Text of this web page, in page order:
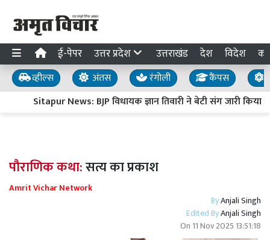
ई-पेपर उत्तर प्रदेश उत्तराखंड देश विदेश
व्हील्स अंतस रंगोली कैंपस
Sitapur News: BJP विधायक ज्ञान तिवारी ने बेटी संग जारी
पौराणिक कथा:सत्य का प्रकाश
Amrit Vichar Network
ByAnjali Singh
Edited ByAnjali Singh
On 11 Nov 2025 13:51:18